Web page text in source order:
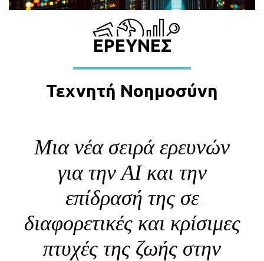
DATA
ΔΕΙΚΤΕΣ
PODCASTS
BLOG
ΕΚΔΟΣΕΙΣ
ΕΡΕΥΝΕΣ
Τεχνητή Νοημοσύνη
Μια νέα σειρά ερευνών
για την ΑΙ και την
επίδρασή της σε
διαφορετικές και κρίσιμες
πτυχές της ζωής στην